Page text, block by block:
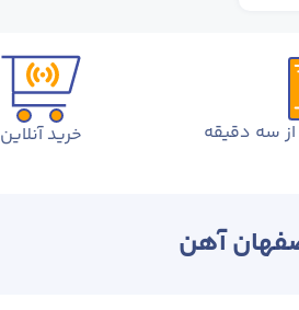
سه دقیقه خرید آنلاین
آهن